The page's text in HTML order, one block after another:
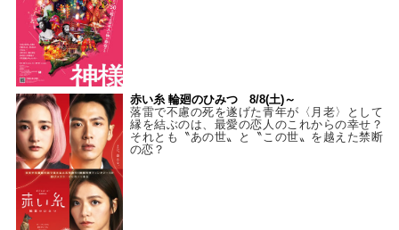
赤い糸 輪廻のひみつ 8/8(土)～
落雷で不慮の死を遂げた青年が〈月老〉として
縁を結ぶのは、最愛の恋人のこれからの幸せ？
それとも〝あの世〟と〝この世〟を越えた禁断
の恋？